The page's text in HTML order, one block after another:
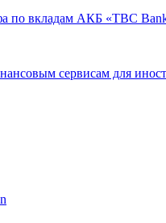
по вкладам АКБ «TBC
сервисам для